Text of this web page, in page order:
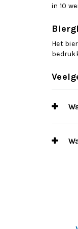
in 10
Het